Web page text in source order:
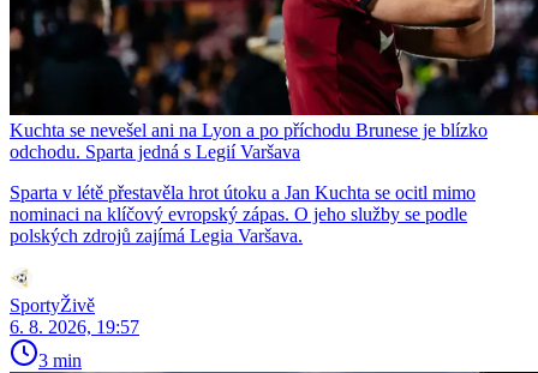
Kuchta se nevešel ani na Lyon a po příchodu Brunese je blízko
odchodu. Sparta jedná s Legií Varšava
Sparta v létě přestavěla hrot útoku a Jan Kuchta se ocitl mimo
nominaci na klíčový evropský zápas. O jeho služby se podle
polských zdrojů zajímá Legia Varšava.
SportyŽivě
6. 8. 2026, 19:57
3 min